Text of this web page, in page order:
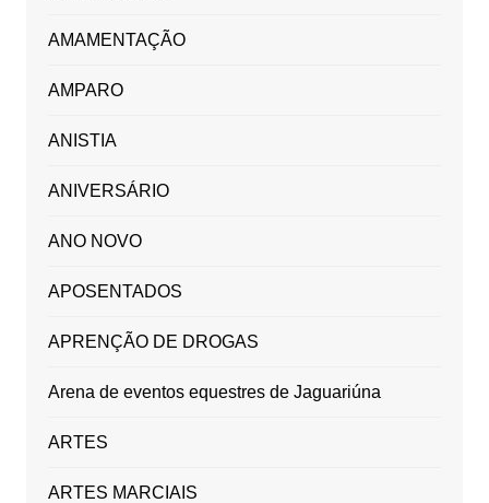
AMAMENTAÇÃO
AMPARO
ANISTIA
ANIVERSÁRIO
ANO NOVO
APOSENTADOS
APRENÇÃO DE DROGAS
Arena de eventos equestres de Jaguariúna
ARTES
ARTES MARCIAIS